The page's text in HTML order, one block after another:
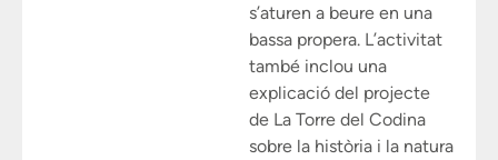
s’aturen a beure en una
bassa propera. L’activitat
també inclou una
explicació del projecte
de La Torre del Codina
sobre la història i la natura